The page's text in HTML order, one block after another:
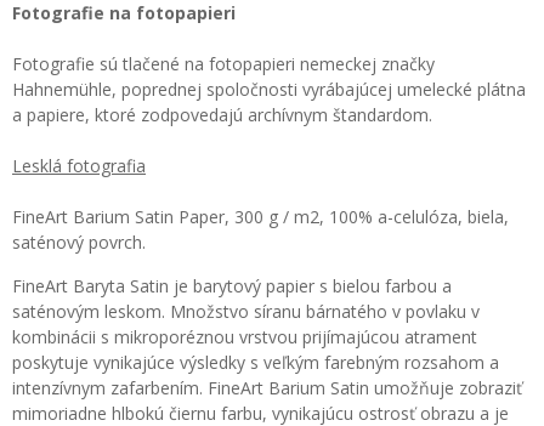
Fotografie na fotopapieri
Fotografie sú tlačené na fotopapieri nemeckej značky
Hahnemühle, poprednej spoločnosti vyrábajúcej umelecké plátna
a papiere, ktoré zodpovedajú archívnym štandardom.
Lesklá fotografia
FineArt Barium Satin Paper, 300 g / m2, 100% a-celulóza, biela,
saténový povrch.
FineArt Baryta Satin je barytový papier s bielou farbou a
saténovým leskom. Množstvo síranu bárnatého v povlaku v
kombinácii s mikroporéznou vrstvou prijímajúcou atrament
poskytuje vynikajúce výsledky s veľkým farebným rozsahom a
intenzívnym zafarbením. FineArt Barium Satin umožňuje zobraziť
mimoriadne hlbokú čiernu farbu, vynikajúcu ostrosť obrazu a je